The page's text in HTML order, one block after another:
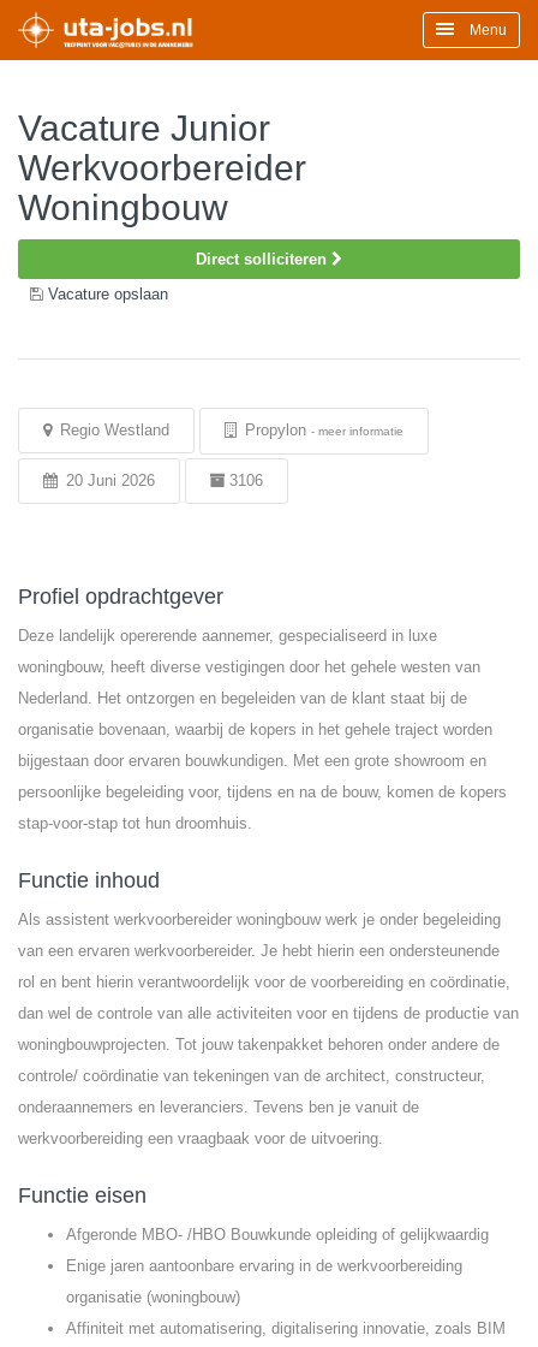
Menu
Vacature Junior
Werkvoorbereider
Woningbouw
Direct solliciteren
Vacature opslaan
Regio Westland Propylon - meer informatie
20 Juni 2026 3106
Profiel opdrachtgever
Deze landelijk opererende aannemer, gespecialiseerd in luxe
woningbouw, heeft diverse vestigingen door het gehele westen van
Nederland. Het ontzorgen en begeleiden van de klant staat bij de
organisatie bovenaan, waarbij de kopers in het gehele traject worden
bijgestaan door ervaren bouwkundigen. Met een grote showroom en
persoonlijke begeleiding voor, tijdens en na de bouw, komen de kopers
stap-voor-stap tot hun droomhuis.
Functie inhoud
Als assistent werkvoorbereider woningbouw werk je onder begeleiding
van een ervaren werkvoorbereider. Je hebt hierin een ondersteunende
rol en bent hierin verantwoordelijk voor de voorbereiding en coördinatie,
dan wel de controle van alle activiteiten voor en tijdens de productie van
woningbouwprojecten. Tot jouw takenpakket behoren onder andere de
controle/ coördinatie van tekeningen van de architect, constructeur,
onderaannemers en leveranciers. Tevens ben je vanuit de
werkvoorbereiding een vraagbaak voor de uitvoering.
Functie eisen
Afgeronde MBO- /HBO Bouwkunde opleiding of gelijkwaardig
Enige jaren aantoonbare ervaring in de werkvoorbereiding
organisatie (woningbouw)
Affiniteit met automatisering, digitalisering innovatie, zoals BIM